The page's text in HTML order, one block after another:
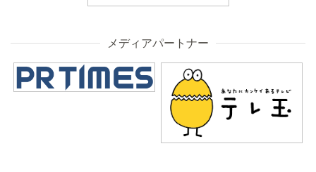
メディアパートナー